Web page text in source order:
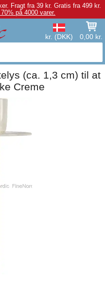
Fragt fra 39 kr. Gratis fra 499 kr.
på 4000 varer.
kr. (DKK) 0,00 kr.
(ca. 1,3 cm) til at
Creme